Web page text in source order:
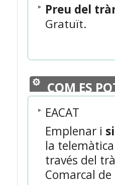
Preu del
Gratuït.
COM ES
EACAT
Emplenar i
la
través del
Comarcal